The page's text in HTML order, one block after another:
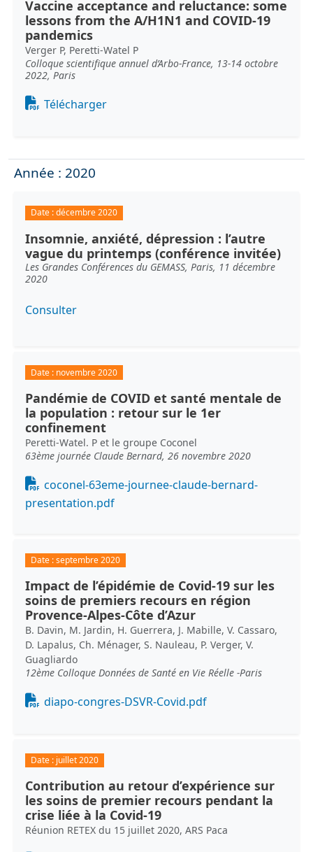
Vaccine acceptance and reluctance: some
lessons from the A/H1N1 and COVID-19
pandemics
Verger P, Peretti-Watel P
Colloque scientifique annuel d’Arbo-France, 13-14 octobre
2022, Paris
Document
Télécharger
Année : 2020
Date :décembre 2020
Insomnie, anxiété, dépression : l’autre
vague du printemps (conférence invitée)
Les Grandes Conférences du GEMASS, Paris, 11 décembre
2020
Consulter
Date : novembre 2020
Pandémie de COVID et santé mentale de
la population : retour sur le 1er
confinement
Peretti-Watel. P et le groupe Coconel
63ème journée Claude Bernard, 26 novembre 2020
Document
coconel-63eme-journee-claude-bernard-
presentation.pdf
Date :septembre 2020
Impact de l’épidémie de Covid-19 sur les
soins de premiers recours en région
Provence-Alpes-Côte d’Azur
B. Davin, M. Jardin, H. Guerrera, J. Mabille, V. Cassaro,
D. Lapalus, Ch. Ménager, S. Nauleau, P. Verger, V.
Guagliardo
12ème Colloque Données de Santé en Vie Réelle -Paris
Document
diapo-congres-DSVR-Covid.pdf
Date : juillet 2020
Contribution au retour d’expérience sur
les soins de premier recours pendant la
crise liée à la Covid-19
Réunion RETEX du 15 juillet 2020, ARS Paca